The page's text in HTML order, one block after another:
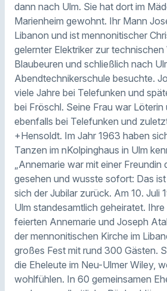
dann nach Ulm. Sie hat dort im
Marienheim gewohnt. Ihr Mann
Libanon und ist mennonitischer
gelernter Elektriker zur
Blaubeuren und schließlich nach
Abendtechnikerschule besuchte.
viele Jahre bei Telefunken und
bei Fröschl. Seine Frau war Löterin
ebenfalls bei Telefunken und
+Hensoldt. Im Jahr 1963 haben
Tanzen im nKolpinghaus in Ulm
„Annemarie war mit einer Freundin
gesehen und wusste sofort: Das ist
sich der Jubilar zurück. Am 10. Juli
Ulm standesamtlich geheiratet.
feierten Annemarie und Joseph
der mennonitischen Kirche im
großes Fest mit rund 300 Gästen.
die Eheleute im Neu-Ulmer Wiley,
wohlfühlen. In 60 gemeinsamen